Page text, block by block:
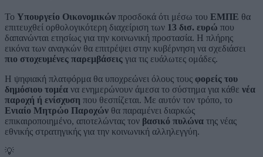
Το Υπουργείο Οικονομικών προσδοκά ότι μέσω του ΕΜΠΕ θα
επιτευχθεί ορθολογικότερη διαχείριση των 13 δισ. ευρώ που
δαπανώνται ετησίως για την κοινωνική προστασία. Η πλήρης
εικόνα των αναγκών θα επιτρέψει στην κυβέρνηση να σχεδιάσει
πιο στοχευμένες παρεμβάσεις για τις ευάλωτες ομάδες.
Η ψηφιακή πλατφόρμα θα υποχρεώνει όλους τους φορείς του
δημόσιου τομέα να ενημερώνουν άμεσα το σύστημα για κάθε νέα
παροχή ή ενίσχυση που θεσπίζεται. Με αυτόν τον τρόπο, το
Ενιαίο Μητρώο Παροχών θα παραμένει διαρκώς
επικαιροποιημένο, αποτελώντας τον βασικό πυλώνα της νέας
εθνικής στρατηγικής για την κοινωνική αλληλεγγύη.
💡